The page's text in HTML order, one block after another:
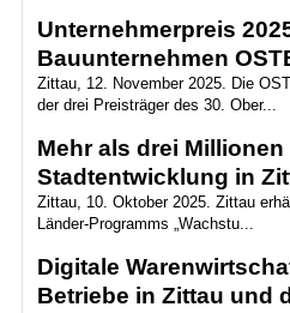
Unternehmerpreis
Bauunternehmen
Zittau, 12. November 2025. Die
der drei Preisträger des 30. Ober...
Mehr als drei
Stadtentwicklung in
Zittau, 10. Oktober 2025. Zittau
Länder-Programms „Wachstu...
Digitale
Betriebe in Zittau und